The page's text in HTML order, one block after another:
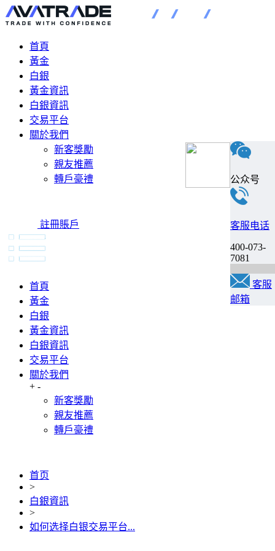
首頁
黃金
白銀
黃金資訊
白銀資訊
交易平台
關於我們
新客獎勵
親友推薦
轉戶豪禮
註冊賬戶
首頁
黃金
白銀
黃金資訊
白銀資訊
交易平台
關於我們
+ -
新客獎勵
親友推薦
轉戶豪禮
首页
>
白銀資訊
>
如何选择白银交易平台...
公众号
客服电话
400-073-
7081
客服
邮箱